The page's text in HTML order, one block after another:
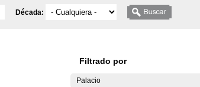
Década:
Filtrado por
Palacio